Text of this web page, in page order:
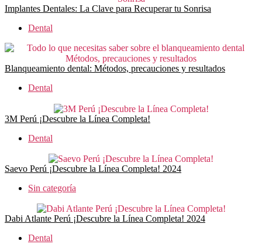
Implantes Dentales: La Clave para Recuperar tu Sonrisa
Dental
Blanqueamiento dental: Métodos, precauciones y resultados
Dental
3M Perú ¡Descubre la Línea Completa!
Dental
Saevo Perú ¡Descubre la Línea Completa! 2024
Sin categoría
Dabi Atlante Perú ¡Descubre la Línea Completa! 2024
Dental